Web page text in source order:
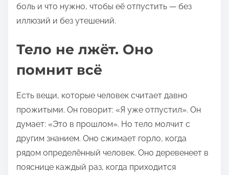
е
л
ь
я
э
т
о
й
з
боль и что нужно, чтобы её отпустить — без
иллюзий и без утешений.
Тело не лжёт. Оно
помнит всё
Есть вещи, которые человек считает давно
прожитыми. Он говорит: «Я уже отпустил». Он
думает: «Это в прошлом». Но тело молчит с
другим знанием. Оно сжимает горло, когда
рядом определённый человек. Оно деревенеет в
пояснице каждый раз, когда приходится